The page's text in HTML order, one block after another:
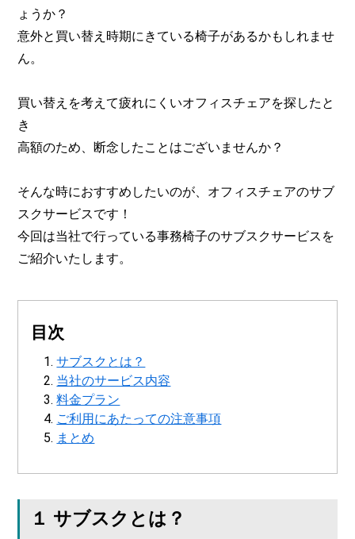
ょうか？
意外と買い替え時期にきている椅子があるかもしれませ
ん。
買い替えを考えて疲れにくいオフィスチェアを探したと
き
高額のため、断念したことはございませんか？
そんな時におすすめしたいのが、オフィスチェアのサブ
スクサービスです！
今回は当社で行っている事務椅子のサブスクサービスを
ご紹介いたします。
目次
サブスクとは？
当社のサービス内容
料金プラン
ご利用にあたっての注意事項
まとめ
１ サブスクとは？